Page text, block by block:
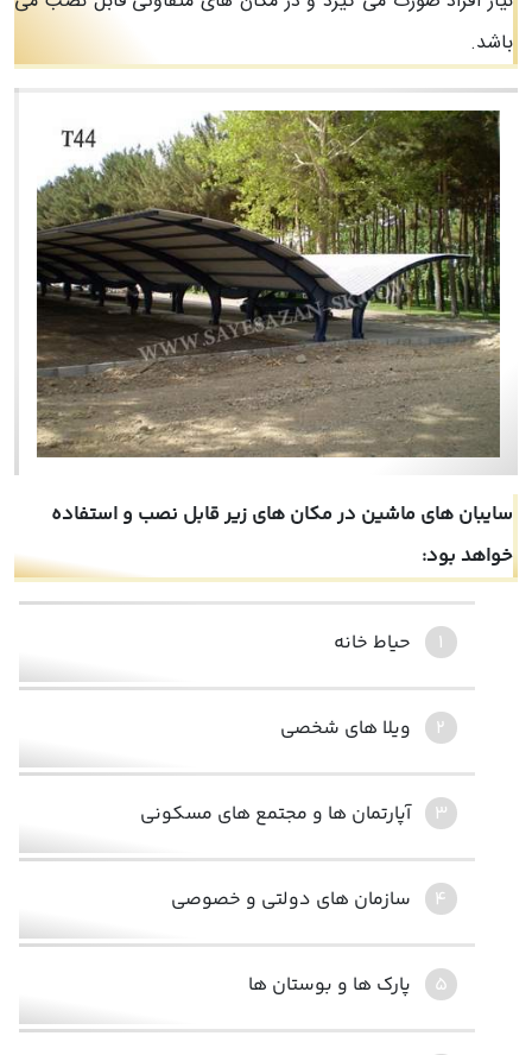
باشد.
سایبان های ماشین در مکان های زیر قابل نصب و استفاده
خواهد بود:
حیاط خانه
ویلا های شخصی
آپارتمان ها و مجتمع های مسکونی
سازمان های دولتی و خصوصی
پارک ها و بوستان ها